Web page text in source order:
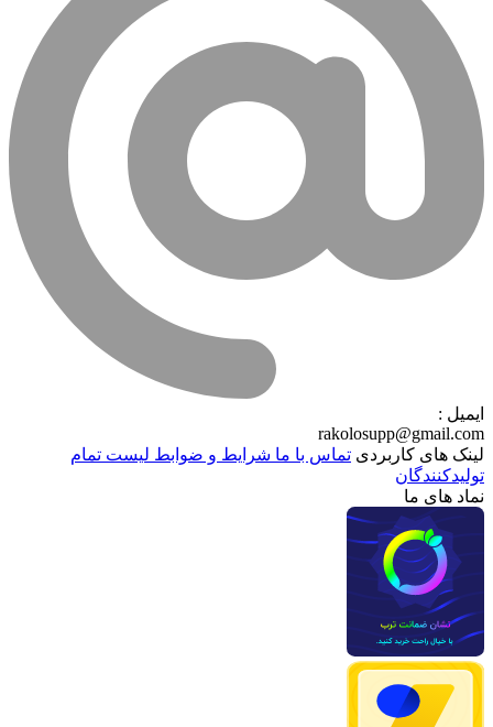
ایمیل :
rakolosupp@gmail.com
لینک های کاربردی تماس با ماشرایط و ضوابطلیست تمام
تولیدکنندگان
نماد های ما